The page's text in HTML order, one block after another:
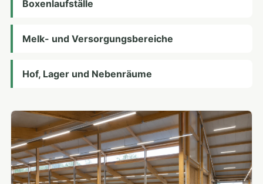
Boxenlaufställe
Melk- und Versorgungsbereiche
Hof, Lager und Nebenräume